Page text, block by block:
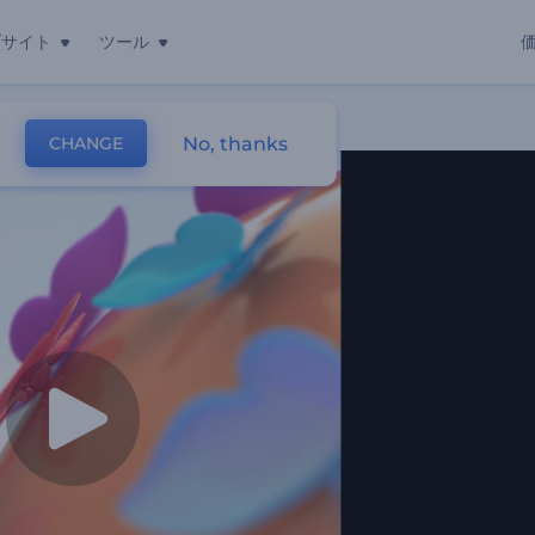
イト ツール
CHANGE No, thanks